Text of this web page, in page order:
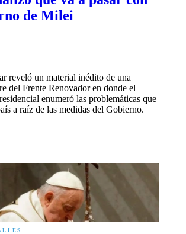
de Milei
reveló un material inédito de una
del Frente Renovador en donde el
enumeró las problemáticas que
a raíz de las medidas del Gobierno.